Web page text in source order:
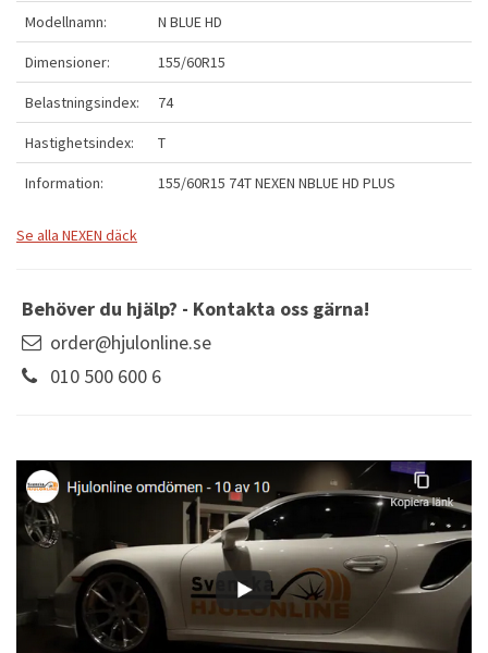
Modellnamn: N BLUE HD
Dimensioner: 155/60R15
Belastningsindex: 74
Hastighetsindex: T
Information: 155/60R15 74T NEXEN NBLUE HD PLUS
Se alla NEXEN däck
Behöver du hjälp? - Kontakta oss gärna!
order@hjulonline.se
010 500 600 6